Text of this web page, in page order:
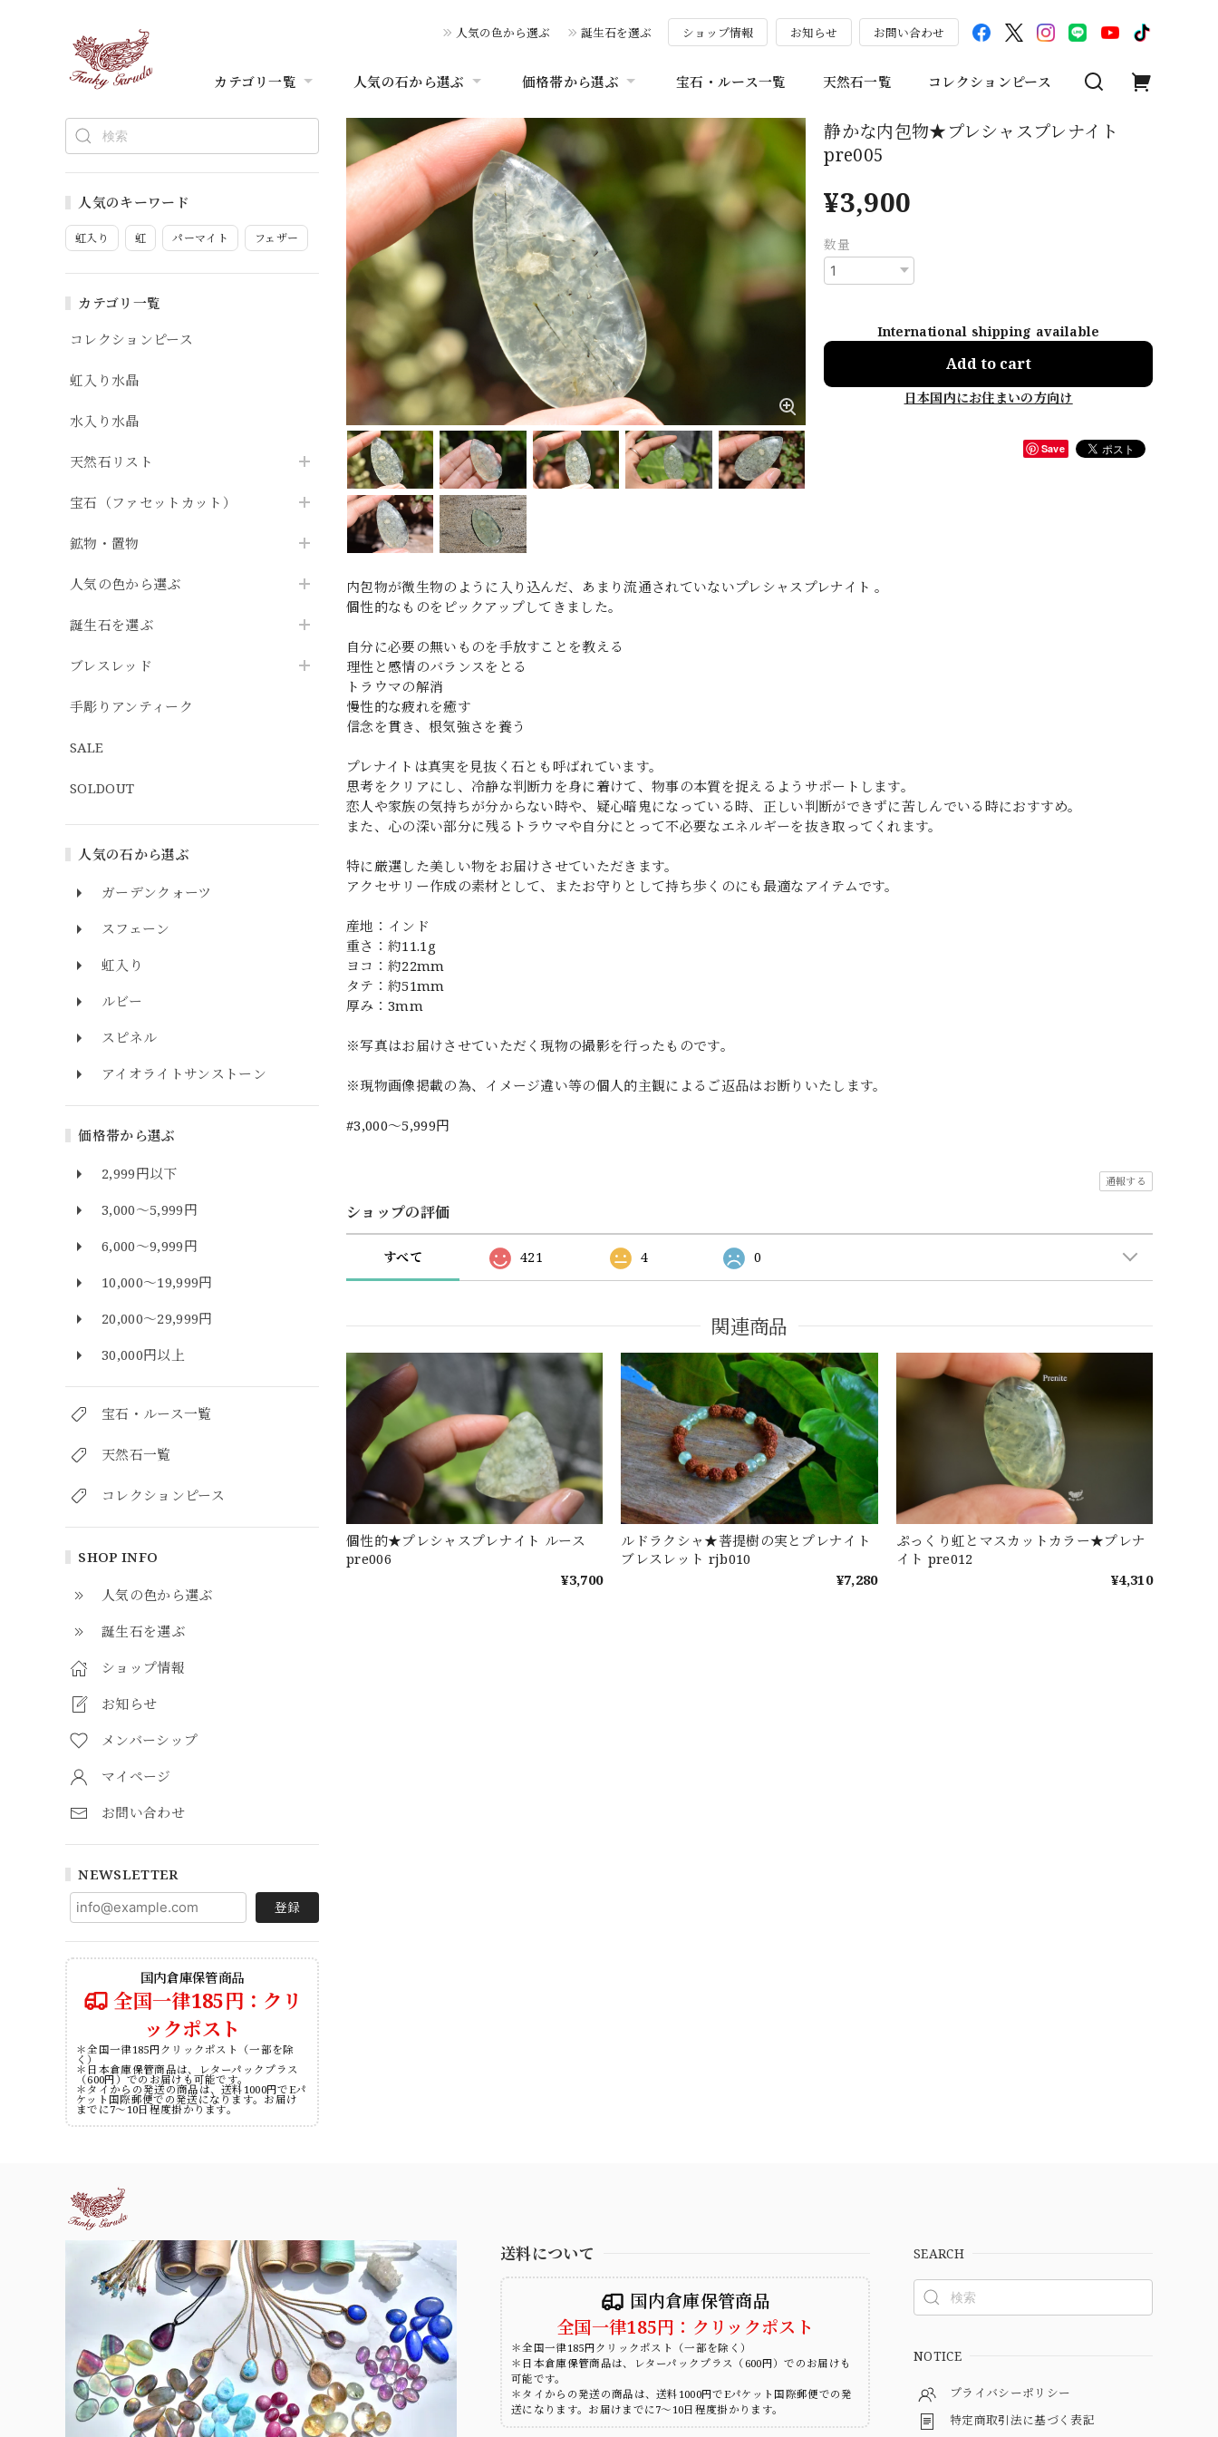
人気の色から選ぶ 誕生石を選ぶ ショップ情報 お知らせ お問い合わせ
カテゴリ一覧 人気の石から選ぶ 価格帯から選ぶ 宝石・ルース一覧 天然石一覧 コレクションピース
人気のキーワード
虹入り 虹 パーマイト フェザー
カテゴリ一覧
コレクションピース
虹入り水晶
水入り水晶
天然石リスト
宝石（ファセットカット）
鉱物・置物
人気の色から選ぶ
誕生石を選ぶ
ブレスレッド
手彫りアンティーク
SALE
SOLDOUT
人気の石から選ぶ
ガーデンクォーツ
スフェーン
虹入り
ルビー
スピネル
アイオライトサンストーン
価格帯から選ぶ
2,999円以下
3,000～5,999円
6,000～9,999円
10,000～19,999円
20,000～29,999円
30,000円以上
宝石・ルース一覧
天然石一覧
コレクションピース
SHOP INFO
人気の色から選ぶ
誕生石を選ぶ
ショップ情報
お知らせ
メンバーシップ
マイページ
お問い合わせ
NEWSLETTER
登録
国内倉庫保管商品
全国一律185円：クリ
ックポスト
＊全国一律185円クリックポスト（一部を除
く）
＊日本倉庫保管商品は、レターパックプラス
（600円）でのお届けも可能です。
＊タイからの発送の商品は、送料1000円でEパ
ケット国際郵便での発送になります。お届け
までに7～10日程度掛かります。
静かな内包物★プレシャスプレナイト
pre005
¥3,900
数量
International shipping available
Add to cart
日本国内にお住まいの方向け
Save
内包物が微生物のように入り込んだ、あまり流通されていないプレシャスプレナイト 。
個性的なものをピックアップしてきました。
自分に必要の無いものを手放すことを教える
理性と感情のバランスをとる
トラウマの解消
慢性的な疲れを癒す
信念を貫き、根気強さを養う
プレナイトは真実を見抜く石とも呼ばれています。
思考をクリアにし、冷静な判断力を身に着けて、物事の本質を捉えるようサポートします。
恋人や家族の気持ちが分からない時や、疑心暗鬼になっている時、正しい判断ができずに苦しんでいる時におすすめ。
また、心の深い部分に残るトラウマや自分にとって不必要なエネルギーを抜き取ってくれます。
特に厳選した美しい物をお届けさせていただきます。
アクセサリー作成の素材として、またお守りとして持ち歩くのにも最適なアイテムです。
産地：インド
重さ：約11.1g
ヨコ：約22mm
タテ：約51mm
厚み：3mm
※写真はお届けさせていただく現物の撮影を行ったものです。
※現物画像掲載の為、イメージ違い等の個人的主観によるご返品はお断りいたします。
#3,000～5,999円
通報する
ショップの評価
すべて 421 4 0
関連商品
個性的★プレシャスプレナイト ルース
pre006
¥3,700
ルドラクシャ★菩提樹の実とプレナイト
ブレスレット rjb010
¥7,280
ぷっくり虹とマスカットカラー★プレナ
イト pre012
¥4,310
送料について
国内倉庫保管商品
全国一律185円：クリックポスト
＊全国一律185円クリックポスト（一部を除く）
＊日本倉庫保管商品は、レターパックプラス（600円）でのお届けも
可能です。
＊タイからの発送の商品は、送料1000円でEパケット国際郵便での発
送になります。お届けまでに7～10日程度掛かります。
SEARCH
NOTICE
プライバシーポリシー
特定商取引法に基づく表記